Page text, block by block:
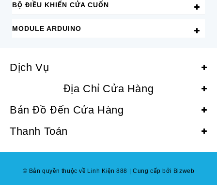
BỘ ĐIỀU KHIỂN CỬA CUỐN
MODULE ARDUINO
Dịch Vụ
Địa Chỉ Cửa Hàng
Bản Đồ Đến Cửa Hàng
© Bản quyền thuộc về Linh Kiện 888 Cung cấp bởi Bizweb
Thanh Toán